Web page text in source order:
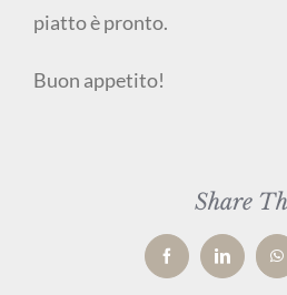
piatto è pronto.
Buon appetito!
Share
FacebookLinkedIn